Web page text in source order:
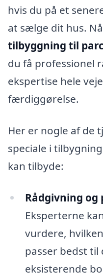
hvis du på et
at sælge dit hus.
tilbyggning til
du få professionel
ekspertise hele
færdiggørelse.
Her er nogle af de
speciale i
kan tilbyde:
Rådgivning
Eksperterne
vurdere,
passer bedst til
eksisterende